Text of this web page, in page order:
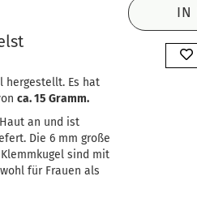
hergestellt. Es hat
ca. 15 Gramm.
an und ist
Die 6 mm große
sind mit
für Frauen als